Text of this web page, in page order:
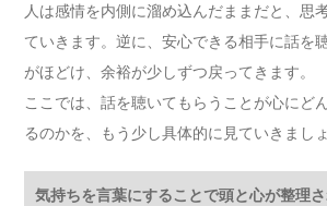
人は感情を内側に溜め込んだままだと、思
ていきます。逆に、安心できる相手に話を
がほどけ、余裕が少しずつ戻ってきます。
ここでは、話を聴いてもらうことが心にど
るのかを、もう少し具体的に見ていきましょ
気持ちを言葉にすることで頭と心が整理